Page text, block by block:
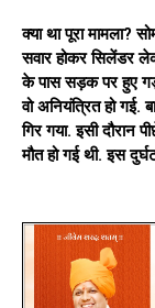
क्या था पूरा मामला?
सवार होकर सिलेंडर
के पास सड़क पर हुए
वो अनियंत्रित हो
गिर गया. इसी
मौत हो गई थी. इस